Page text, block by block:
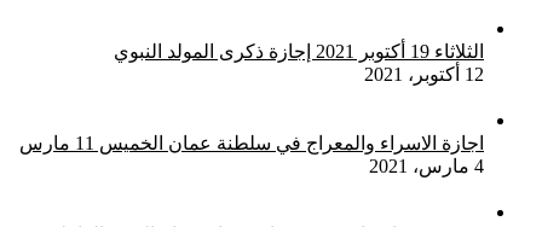
الثلاثاء 19 أكتوبر 2021 إجازة ذكرى المولد النبوي
12 أكتوبر، 2021
اجازة الاسراء والمعراج في سلطنة عمان الخميس 11 مارس
4 مارس، 2021